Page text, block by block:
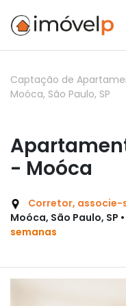
Captação de
Moóca, São Paulo, SP
- Moóca
Corretor, associe-
Moóca, São Paulo, SP •
semanas